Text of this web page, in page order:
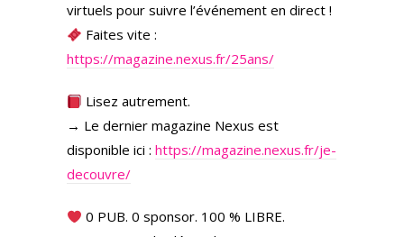
virtuels pour suivre l’événement en direct !
Faites vite :
https://magazine.nexus.fr/25ans/
Lisez autrement.
→ Le dernier magazine Nexus est
disponible ici : https://magazine.nexus.fr/je-
decouvre/
0 PUB. 0 sponsor. 100 % LIBRE.